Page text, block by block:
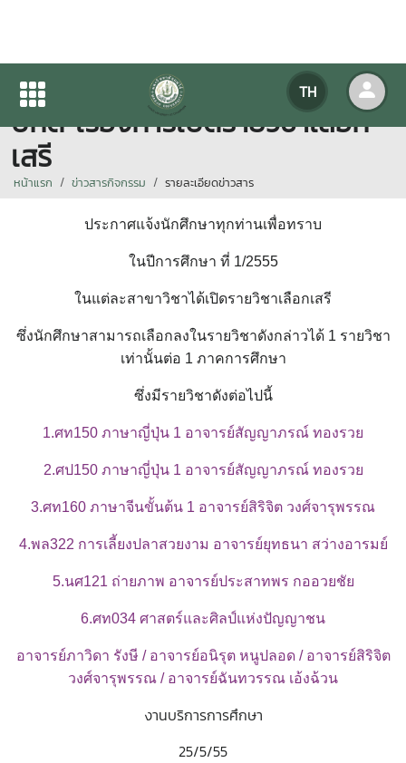
TH
ประกาศ...สำหรับนักศึกษาภาค
ปกติ เรื่องการเปิดรายวิชาเลือก
เสรี
หน้าแรก ข่าวสารกิจกรรม รายละเอียดข่าวสาร
ประกาศแจ้งนักศึกษาทุกท่านเพื่อทราบ
ในปีการศึกษา ที่ 1/2555
ในแต่ละสาขาวิชาได้เปิดรายวิชาเลือกเสรี
ซึ่งนักศึกษาสามารถเลือกลงในรายวิชาดังกล่าวได้ 1 รายวิชา
เท่านั้นต่อ 1 ภาคการศึกษา
ซึ่งมีรายวิชาดังต่อไปนี้
1.ศท150 ภาษาญี่ปุ่น 1 อาจารย์สัญญาภรณ์ ทองรวย
2.ศป150 ภาษาญี่ปุ่น 1 อาจารย์สัญญาภรณ์ ทองรวย
3.ศท160 ภาษาจีนขั้นต้น 1 อาจารย์สิริจิต วงศ์จารุพรรณ
4.พล322 การเลี้ยงปลาสวยงาม อาจารย์ยุทธนา สว่างอารมย์
5.นศ121 ถ่ายภาพ อาจารย์ประสาทพร กออวยชัย
6.ศท034 ศาสตร์และศิลป์แห่งปัญญาชน
อาจารย์ภาวิดา รังษี / อาจารย์อนิรุต หนูปลอด / อาจารย์สิริจิต
วงศ์จารุพรรณ / อาจารย์ฉันทวรรณ เอ้งฉ้วน
งานบริการการศึกษา
25/5/55